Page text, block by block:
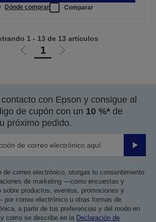
Dónde comprar Comparar
Ir
anterior
1
Ir
siguiente
1 - 13 de 13 artículos
con Epson y consigue al
de cupón con un 10 %* de
próximo pedido.
Enviar
de correo electrónico, otorgas tu consentimiento
de marketing —como encuestas y
sobre productos, eventos, promociones y
correo electrónico u otras formas de
a partir de tus preferencias y del modo en
como se describe en la Declaración de